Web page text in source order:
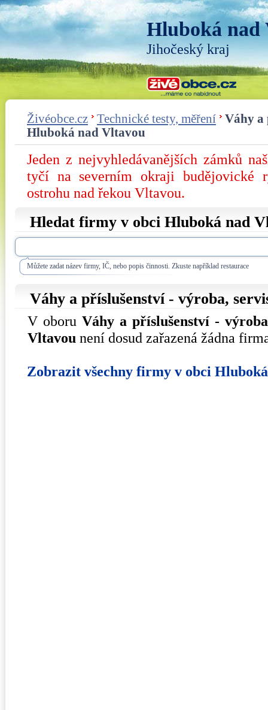
Hluboká nad
Jihočeský kraj
Živéobce.cz Technické testy, měření
Váhy a
Hluboká nad Vltavou
Jeden z nejvyhledávanějších zámků
tyčí na severním okraji budějovické
ostrohu nad řekou Vltavou.
Hledat firmy v obci Hluboká nad
Můžete zadat název firmy, IČ, nebo popis činnosti. Zkuste například restaurace
Váhy a příslušenství - výroba,
V oboru Váhy a příslušenství -
Vltavou není dosud zařazená žádna
Zobrazit všechny firmy v obci